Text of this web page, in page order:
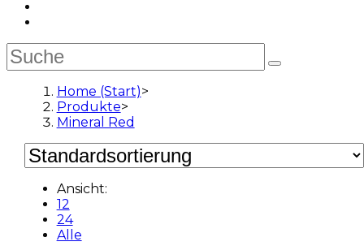
Home (Start)>
Produkte>
Mineral Red
Ansicht:
12
24
Alle